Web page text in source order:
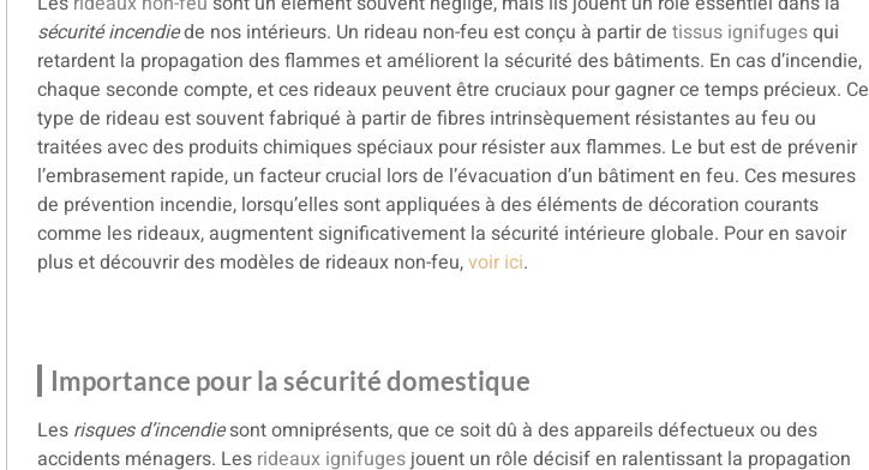
sécurité incendiede nos intérieurs. Un rideau non-feu est conçu à partir de tissus ignifugesqui
retardent la propagation des flammes et améliorent la sécurité des bâtiments. En cas d’incendie,
chaque seconde compte, et ces rideaux peuvent être cruciaux pour gagner ce temps précieux. Ce
type de rideau est souvent fabriqué à partir de fibres intrinsèquement résistantes au feu ou
traitées avec des produits chimiques spéciaux pour résister aux flammes. Le but est de prévenir
l’embrasement rapide, un facteur crucial lors de l’évacuation d’un bâtiment en feu. Ces mesures
de prévention incendie, lorsqu’elles sont appliquées à des éléments de décoration courants
comme les rideaux, augmentent significativement la sécurité intérieure globale. Pour en savoir
plus et découvrir des modèles de rideaux non-feu,voir ici.
Importance pour la sécurité domestique
Les risques d’incendiesont omniprésents, que ce soit dû à des appareils défectueux ou des
accidents ménagers. Les rideaux ignifuges jouent un rôle décisif en ralentissant la propagation